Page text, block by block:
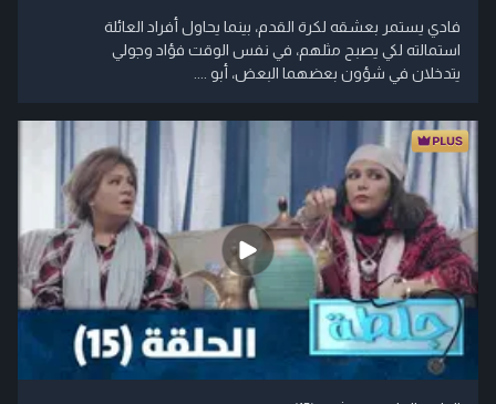
فادي يستمر بعشقه لكرة القدم، بينما يحاول أفراد العائلة
استمالته لكي يصبح مثلهم، في نفس الوقت فؤاد وجولي
يتدخلان في شؤون بعضهما البعض، أبو ....